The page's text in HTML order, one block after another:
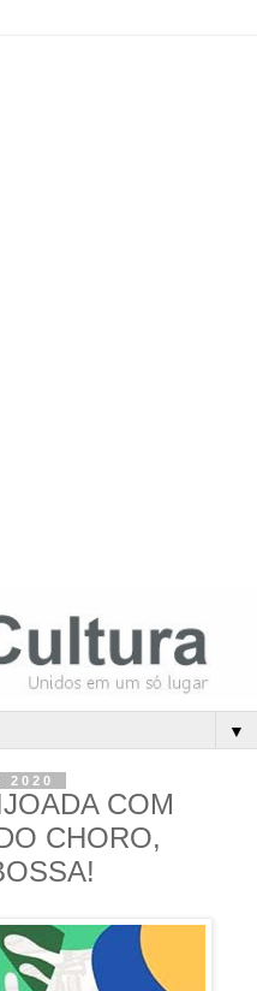
▼
COM
CHORO,